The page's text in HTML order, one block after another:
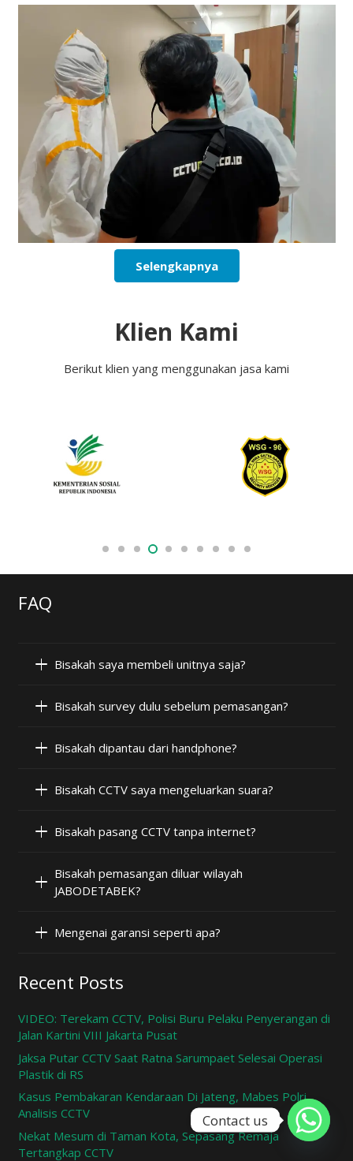
Selengkapnya
Klien Kami
Berikut klien yang menggunakan jasa kami
FAQ
Bisakah saya membeli unitnya saja?
Bisakah survey dulu sebelum pemasangan?
Bisakah dipantau dari handphone?
Bisakah CCTV saya mengeluarkan suara?
Bisakah pasang CCTV tanpa internet?
Bisakah pemasangan diluar wilayah
JABODETABEK?
Mengenai garansi seperti apa?
Recent Posts
VIDEO: Terekam CCTV, Polisi Buru Pelaku Penyerangan di
Jalan Kartini VIII Jakarta Pusat
Jaksa Putar CCTV Saat Ratna Sarumpaet Selesai Operasi
Plastik di RS
Kasus Pembakaran Kendaraan Di Jateng, Mabes Polri
Analisis CCTV
Nekat Mesum di Taman Kota, Sepasang Remaja
Tertangkap CCTV
Contact us